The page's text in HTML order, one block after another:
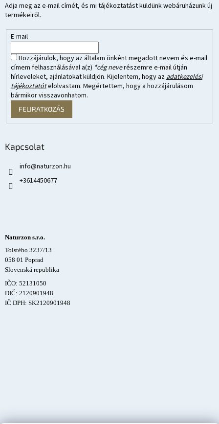
Adja meg az e-mail címét, és mi tájékoztatást küldünk webáruházunk új
termékeiről.
E-mail
Hozzájárulok, hogy az általam önként megadott nevem és e-mail
címem felhasználásával a(z) *cég neverészemre e-mail útján
hírleveleket, ajánlatokat küldjön. Kijelentem, hogy az adatkezelési
tájékoztatótelolvastam. Megértettem, hogy a hozzájárulásom
bármikor visszavonhatom.
FELIRATKOZÁS
Kapcsolat
info@naturzon.hu
+3614450677
Naturzon s.r.o.
Tolstého 3237/13
058 01 Poprad
Slovenská republika
IČO: 52131050
DIČ: 2120901948
IČ DPH: SK2120901948